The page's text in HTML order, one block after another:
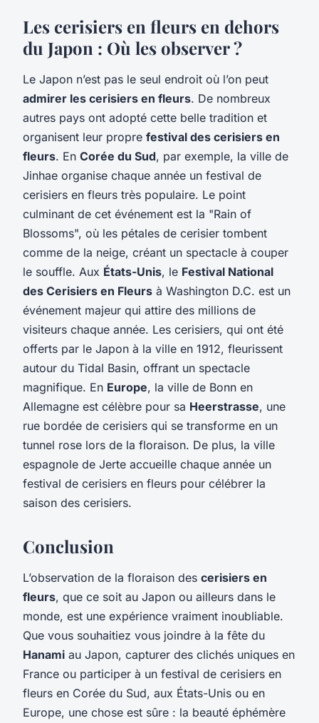
Les cerisiers en fleurs en dehors
du Japon : Où les observer ?
Le Japon n’est pas le seul endroit où l’on peut
admirer les cerisiers en fleurs. De nombreux
autres pays ont adopté cette belle tradition et
organisent leur propre festival des cerisiers en
fleurs. En Corée du Sud, par exemple, la ville de
Jinhae organise chaque année un festival de
cerisiers en fleurs très populaire. Le point
culminant de cet événement est la "Rain of
Blossoms", où les pétales de cerisier tombent
comme de la neige, créant un spectacle à couper
le souffle. Aux États-Unis, le Festival National
des Cerisiers en Fleurs à Washington D.C. est un
événement majeur qui attire des millions de
visiteurs chaque année. Les cerisiers, qui ont été
offerts par le Japon à la ville en 1912, fleurissent
autour du Tidal Basin, offrant un spectacle
magnifique. En Europe, la ville de Bonn en
Allemagne est célèbre pour sa Heerstrasse, une
rue bordée de cerisiers qui se transforme en un
tunnel rose lors de la floraison. De plus, la ville
espagnole de Jerte accueille chaque année un
festival de cerisiers en fleurs pour célébrer la
saison des cerisiers.
Conclusion
L’observation de la floraison des cerisiers en
fleurs, que ce soit au Japon ou ailleurs dans le
monde, est une expérience vraiment inoubliable.
Que vous souhaitiez vous joindre à la fête du
Hanami au Japon, capturer des clichés uniques en
France ou participer à un festival de cerisiers en
fleurs en Corée du Sud, aux États-Unis ou en
Europe, une chose est sûre : la beauté éphémère